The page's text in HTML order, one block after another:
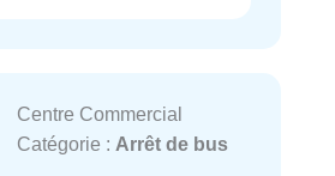
Centre Commercial
Catégorie : Arrêt de bus